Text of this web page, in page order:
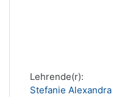
Lehrende(r):
Stefanie Alexandra